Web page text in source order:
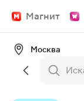
Магнит
Москва